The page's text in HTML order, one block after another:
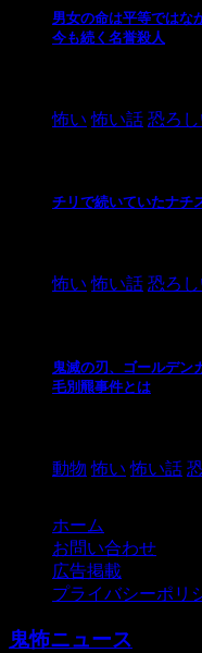
男女の命は平等ではな
今も続く名誉殺人
怖い 怖い話 恐ろ
チリで続いていたナチ
怖い 怖い話 恐ろ
鬼滅の刃、ゴールデ
毛別羆事件とは
動物 怖い 怖い話
ホーム
お問い合わせ
広告掲載
プライバシーポリ
鬼怖ニュース